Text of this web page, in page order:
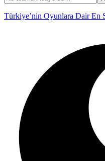
Türkiye’nin Oyunlara Dair En